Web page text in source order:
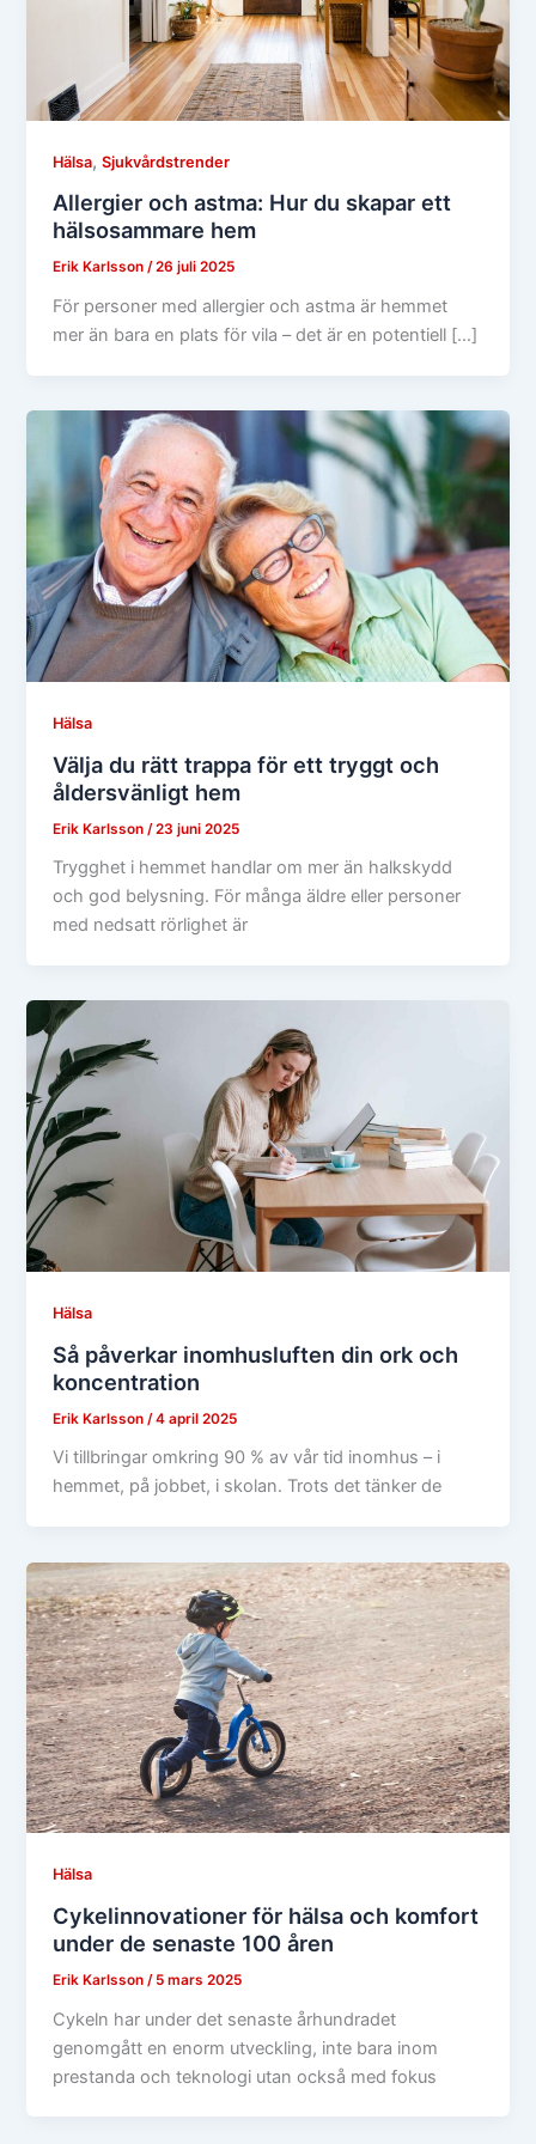
Hälsa,Sjukvårdstrender
Allergier och astma: Hur du skapar ett
hälsosammare hem
Erik Karlsson/26 juli 2025
För personer med allergier och astma är hemmet
mer än bara en plats för vila – det är en potentiell […]
Hälsa
Välja du rätt trappa för ett tryggt och
åldersvänligt hem
Erik Karlsson /23 juni 2025
Trygghet i hemmet handlar om mer än halkskydd
och god belysning. För många äldre eller personer
med nedsatt rörlighet är
Hälsa
Så påverkar inomhusluften din ork och
koncentration
Erik Karlsson /4 april 2025
Vi tillbringar omkring 90 % av vår tid inomhus – i
hemmet, på jobbet, i skolan. Trots det tänker de
Hälsa
Cykelinnovationer för hälsa och komfort
under de senaste 100 åren
Erik Karlsson / 5 mars 2025
Cykeln har under det senaste århundradet
genomgått en enorm utveckling, inte bara inom
prestanda och teknologi utan också med fokus